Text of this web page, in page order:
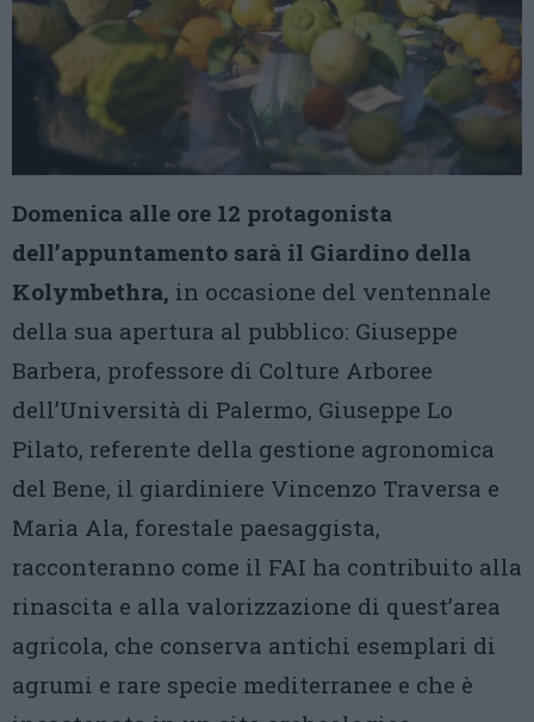
Domenica alle ore 12 protagonista
dell’appuntamento sarà il Giardino della
Kolymbethra, in occasione del ventennale
della sua apertura al pubblico: Giuseppe
Barbera, professore di Colture Arboree
dell’Università di Palermo, Giuseppe Lo
Pilato, referente della gestione agronomica
del Bene, il giardiniere Vincenzo Traversa e
Maria Ala, forestale paesaggista,
racconteranno come il FAI ha contribuito alla
rinascita e alla valorizzazione di quest’area
agricola, che conserva antichi esemplari di
agrumi e rare specie mediterranee e che è